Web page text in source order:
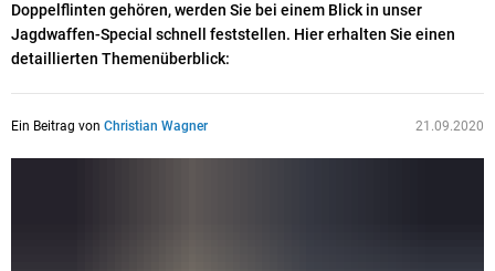
Doppelflinten gehören, werden Sie bei einem Blick in unser
Jagdwaffen-Special schnell feststellen. Hier erhalten Sie einen
detaillierten Themenüberblick:
Ein Beitrag von Christian Wagner 21.09.2020